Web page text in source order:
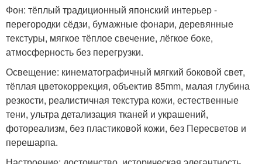
Фон: тёплый традиционный японский интерьер -
перегородки сёдзи, бумажные фонари, деревянные
текстуры, мягкое тёплое свечение, лёгкое боке,
атмосферность без перегрузки.
Освещение: кинематографичный мягкий боковой свет,
тёплая цветокоррекция, объектив 85mm, малая глубина
резкости, реалистичная текстура кожи, естественные
тени, ультра детализация тканей и украшений,
фотореализм, без пластиковой кожи, без Пересветов и
перешарпа.